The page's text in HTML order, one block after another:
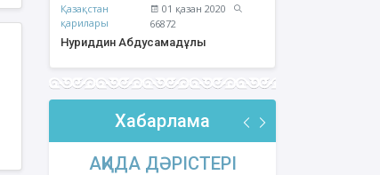
Қазақстан
қарилары
01 қазан 2020
66872
Нуриддин Абдусамадұлы
Хабарлама
ФИҚҺ ДӘРІСТЕРІ